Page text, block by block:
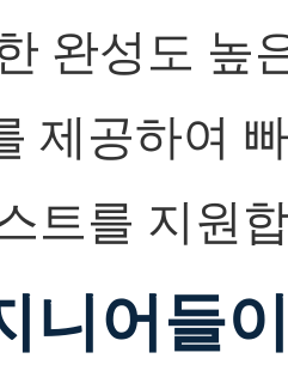
완성도 높
제공하여
트를 지원
니어들